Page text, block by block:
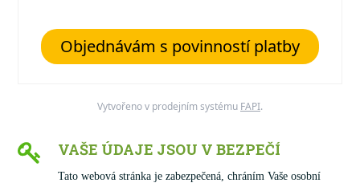
Objednávám s povinností platby
Vytvořeno v prodejním systému FAPI.
VAŠE ÚDAJE JSOU V BEZPEČÍ
Tato webová stránka je zabezpečená, chráním Vaše osobní